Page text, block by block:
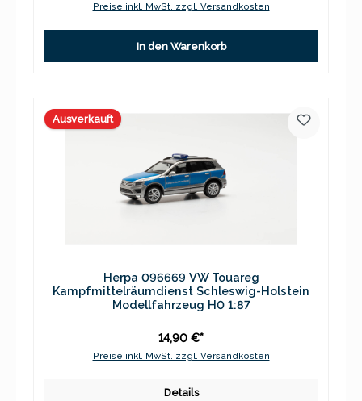
Preise inkl. MwSt. zzgl. Versandkosten
In den Warenkorb
Ausverkauft
Herpa 096669 VW Touareg
Kampfmittelräumdienst Schleswig-Holstein
Modellfahrzeug H0 1:87
14,90 €*
Preise inkl. MwSt. zzgl. Versandkosten
Details